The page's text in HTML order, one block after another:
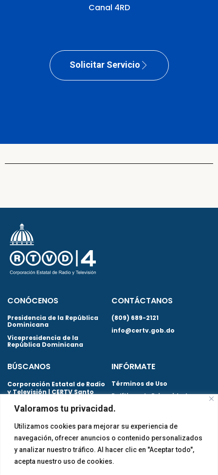
Valoramos tu privacidad.
Utilizamos cookies para mejorar su experiencia de
navegación, ofrecer anuncios o contenido personalizados
y analizar nuestro tráfico. Al hacer clic en "Aceptar todo",
acepta nuestro uso de cookies.
Canal 4RD
Solicitar Servicio
CONÓCENOS
Presidencia de la República
Dominicana
Vicepresidencia de la
República Dominicana
CONTÁCTANOS
(809) 689-2121
info@certv.gob.do
BÚSCANOS
Corporación Estatal de Radio
y Televisión | CERTV Santo
Dominicana
INFÓRMATE
Términos de Uso
Políticas de Privacidad
Certificaciones obtenidas